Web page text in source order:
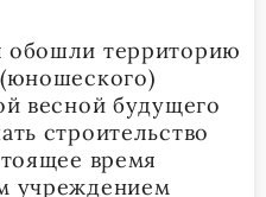
обошли территорию
весной будущего
строительство
время
учреждением